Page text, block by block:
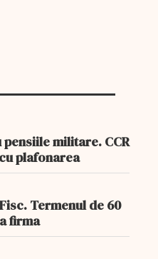
militare. CCR
plafonarea
Termenul de 60
firma